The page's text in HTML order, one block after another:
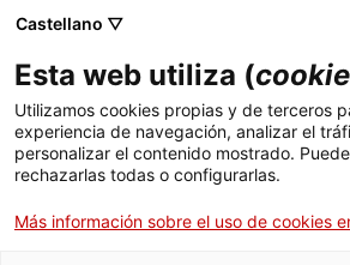
Menú
Buscador
ACCIÓ - Agencia para el crecimiento
ACCIÓ - Agencia para el crecimiento
Inicio
Ayudas y servicios
Países
Cursos de catalán
Castellano ▽
Esta web utiliza (
Utilizamos cookies propias y de terceros
experiencia de navegación, analizar el
personalizar el contenido mostrado.
rechazarlas todas o configurarlas.
Más información sobre el uso de cookies